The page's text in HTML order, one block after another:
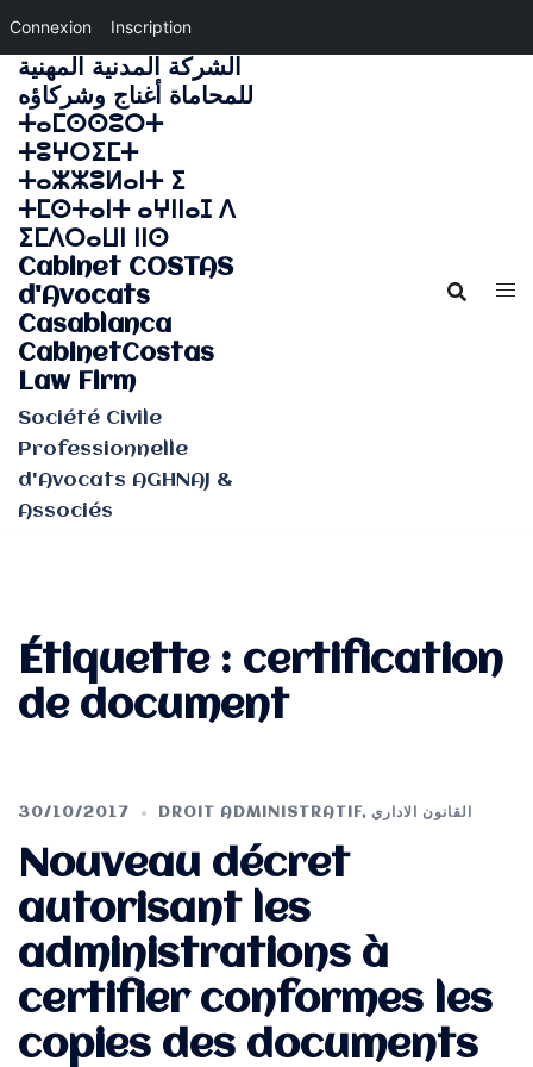
Connexion Inscription
Aller
au
contenu
الشركة المدنية المهنية
للمحاماة أغناج وشركاؤه
ⵜⴰⵎⵙⵙⵓⵔⵜ
ⵜⵓⵖⵔⵉⵎⵜ
ⵜⴰⵣⵣⵓⵍⴰⵏⵜ ⵉ
ⵜⵎⵙⵜⴰⵏⵜ ⴰⵖⵏⵏⴰⵊ ⴷ
ⵉⵎⴷⵔⴰⵡⵏ ⵏⵏⵙ
Cabinet COSTAS
d'Avocats
Casablanca
CabinetCostas
Law Firm
Société Civile
Professionnelle
d'Avocats AGHNAJ &
Associés
Étiquette : certification
de document
30/10/2017 DROIT ADMINISTRATIF, القانون الاداري
Nouveau décret
autorisant les
administrations à
certifier conformes les
copies des documents